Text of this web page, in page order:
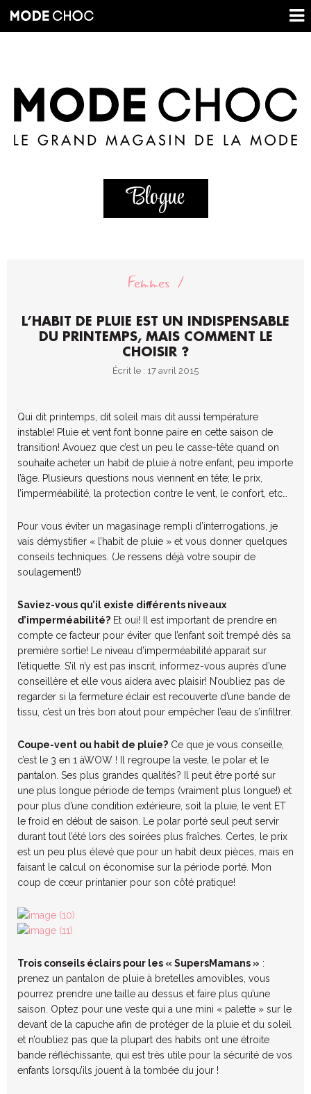
Blogue
Femmes
L’HABIT DE PLUIE EST UN INDISPENSABLE
DU PRINTEMPS, MAIS COMMENT LE
CHOISIR ?
Écrit le : 17 avril 2015
Qui dit printemps, dit soleil mais dit aussi température
instable! Pluie et vent font bonne paire en cette saison de
transition! Avouez que c’est un peu le casse-tête quand on
souhaite acheter un habit de pluie à notre enfant, peu importe
l’âge. Plusieurs questions nous viennent en tête; le prix,
l’imperméabilité, la protection contre le vent, le confort, etc…
Pour vous éviter un magasinage rempli d’interrogations, je
vais démystifier « l’habit de pluie » et vous donner quelques
conseils techniques. (Je ressens déjà votre soupir de
soulagement!)
Saviez-vous qu’il existe différents niveaux
d’imperméabilité? Et oui! Il est important de prendre en
compte ce facteur pour éviter que l’enfant soit trempé dès sa
première sortie! Le niveau d’imperméabilité apparait sur
l’étiquette. S’il n’y est pas inscrit, informez-vous auprès d’une
conseillère et elle vous aidera avec plaisir! N’oubliez pas de
regarder si la fermeture éclair est recouverte d’une bande de
tissu, c’est un très bon atout pour empêcher l’eau de s’infiltrer.
Coupe-vent ou habit de pluie? Ce que je vous conseille,
c’est le 3 en 1 àWOW ! Il regroupe la veste, le polar et le
pantalon. Ses plus grandes qualités? Il peut être porté sur
une plus longue période de temps (vraiment plus longue!) et
pour plus d’une condition extérieure, soit la pluie, le vent ET
le froid en début de saison. Le polar porté seul peut servir
durant tout l’été lors des soirées plus fraîches. Certes, le prix
est un peu plus élevé que pour un habit deux pièces, mais en
faisant le calcul on économise sur la période porté. Mon
coup de cœur printanier pour son côté pratique!
Trois conseils éclairs pour les « SupersMamans » :
prenez un pantalon de pluie à bretelles amovibles, vous
pourrez prendre une taille au dessus et faire plus qu’une
saison. Optez pour une veste qui a une mini « palette » sur le
devant de la capuche afin de protéger de la pluie et du soleil
et n’oubliez pas que la plupart des habits ont une étroite
bande réfléchissante, qui est très utile pour la sécurité de vos
enfants lorsqu’ils jouent à la tombée du jour !